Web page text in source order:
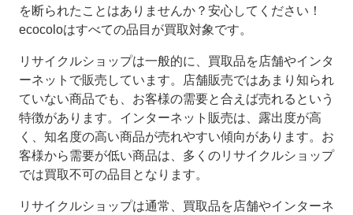
を断られたことはありませんか？安心してください！
ecocoloはすべての品目が買取対象です。
リサイクルショップは一般的に、買取品を店舗やインタ
ーネットで販売しています。店舗販売ではあまり知られ
ていない商品でも、お客様の需要と合えば売れるという
特徴があります。インターネット販売は、露出度が高
く、知名度の高い商品が売れやすい傾向があります。お
客様から需要が低い商品は、多くのリサイクルショップ
では買取不可の品目となります。
リサイクルショップは通常、買取品を店舗やインターネ